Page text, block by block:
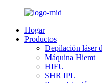
Hogar
Productos
Depilación láser
Máquina Hiemt
HIFU
SHR IPL